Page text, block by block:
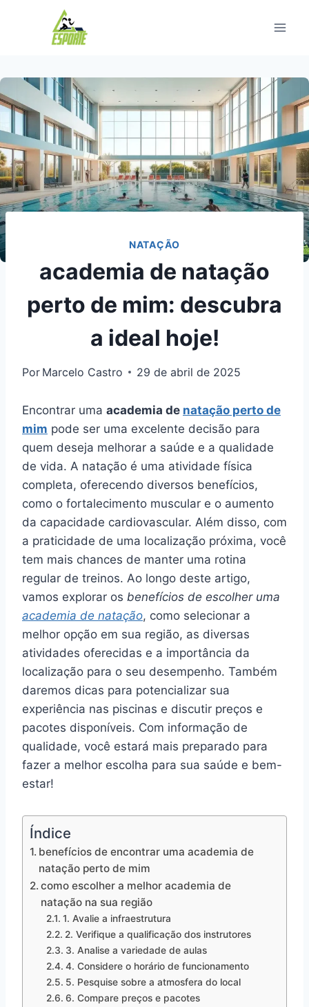
NATAÇÃO
academia de natação
perto de mim: descubra
a ideal hoje!
Por Marcelo Castro 29 de abril de 2025
Encontrar uma academia de natação perto de
mim pode ser uma excelente decisão para
quem deseja melhorar a saúde e a qualidade
de vida. A natação é uma atividade física
completa, oferecendo diversos benefícios,
como o fortalecimento muscular e o aumento
da capacidade cardiovascular. Além disso, com
a praticidade de uma localização próxima, você
tem mais chances de manter uma rotina
regular de treinos. Ao longo deste artigo,
vamos explorar os benefícios de escolher uma
academia de natação, como selecionar a
melhor opção em sua região, as diversas
atividades oferecidas e a importância da
localização para o seu desempenho. Também
daremos dicas para potencializar sua
experiência nas piscinas e discutir preços e
pacotes disponíveis. Com informação de
qualidade, você estará mais preparado para
fazer a melhor escolha para sua saúde e bem-
estar!
Índice
benefícios de encontrar uma academia de
natação perto de mim
como escolher a melhor academia de
natação na sua região
1. Avalie a infraestrutura
2. Verifique a qualificação dos instrutores
3. Analise a variedade de aulas
4. Considere o horário de funcionamento
5. Pesquise sobre a atmosfera do local
6. Compare preços e pacotes